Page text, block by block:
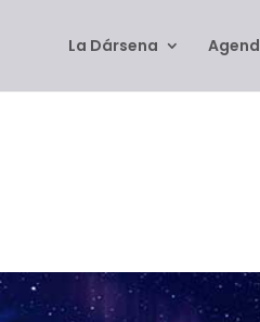
La Dársena